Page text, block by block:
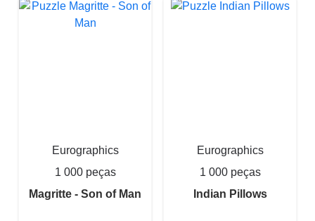
Eurographics
1 000 peças
Magritte - Son of Man
Eurographics
1 000 peças
Indian Pillows